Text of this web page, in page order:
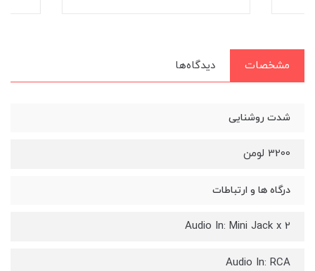
مشخصات دیدگاه‌ها
شدت روشنایی
3200 لومن
درگاه ها و ارتباطات
Audio In: Mini Jack x 2
Audio In: RCA